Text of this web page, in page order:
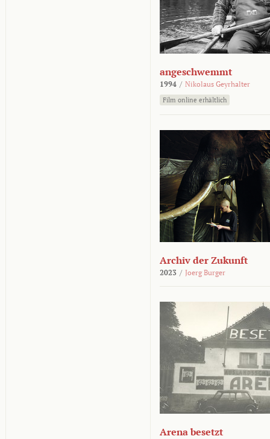
angeschwemmt
1994 / Nikolaus Geyrhalter
Film online erhältlich
Archiv der Zukunft
2023 / Joerg Burger
Arena besetzt